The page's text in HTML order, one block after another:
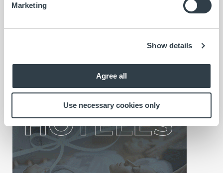
Marketing
Show details
Agree all
Use necessary cookies only